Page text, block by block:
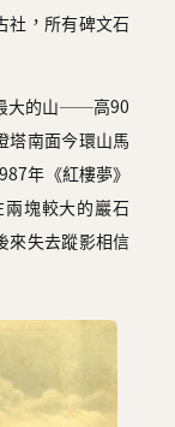
社，所有碑文石
大的山──高90
塔南面今環山馬
年《紅樓夢》
塊較大的巖石
來失去蹤影相信